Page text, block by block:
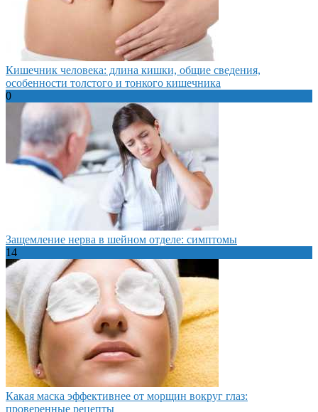
Кишечник человека: длина кишки, общие сведения,
особенности толстого и тонкого кишечника
0
Защемление нерва в шейном отделе: симптомы
14
Какая маска эффективнее от морщин вокруг глаз:
проверенные рецепты